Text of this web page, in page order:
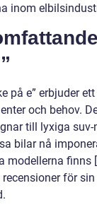
inom
på e” erbjuder
och behov.
till lyxiga
bilar nå
modellerna finns
för